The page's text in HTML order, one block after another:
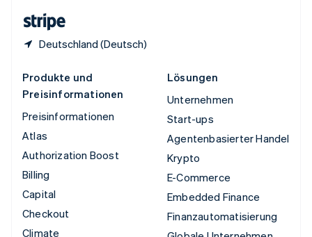
Deutschland (Deutsch)
Produkte und
Preisinformationen
Preisinformationen
Atlas
Authorization Boost
Billing
Capital
Checkout
Climate
Lösungen
Unternehmen
Start-ups
Agentenbasierter Handel
Krypto
E-Commerce
Embedded Finance
Finanzautomatisierung